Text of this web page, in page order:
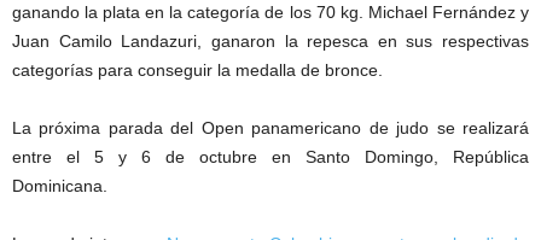
ganando la plata en la categoría de los 70 kg. Michael Fernández y
Juan Camilo Landazuri, ganaron la repesca en sus respectivas
categorías para conseguir la medalla de bronce.
La próxima parada del Open panamericano de judo se realizará
entre el 5 y 6 de octubre en Santo Domingo, República
Dominicana.